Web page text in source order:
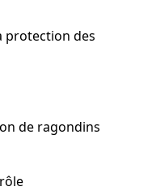
protection des
de ragondins